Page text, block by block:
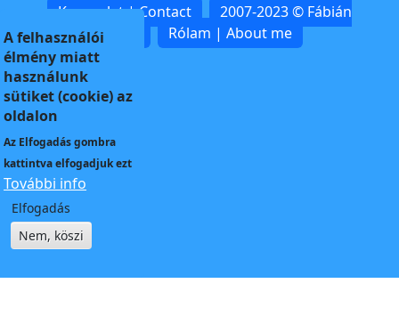
Kapcsolat | Contact
2007-2023 © Fábián
Zoltán
Rólam | About me
A felhasználói
élmény miatt
használunk
sütiket (cookie) az
oldalon
Az Elfogadásgombra
kattintva elfogadjuk ezt
További info
Elfogadás
Nem, köszi